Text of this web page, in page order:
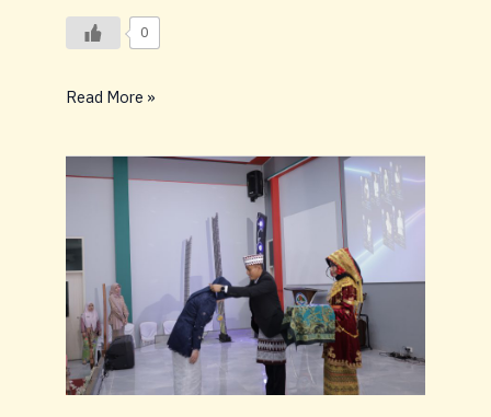
0
Read More »
GLOBAL
COMMENCEMENT
(GMC)
SMA
GLOBAL
MADANI
2026